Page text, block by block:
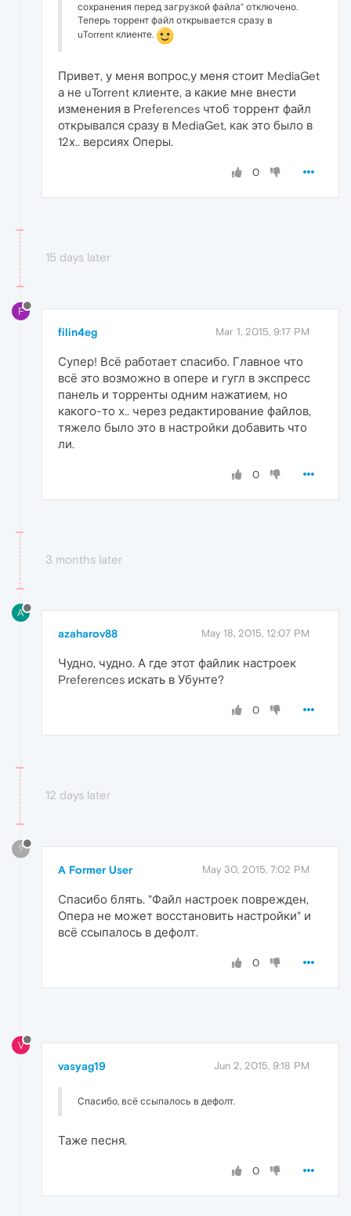
сохранения перед загрузкой файла" отключено.
Теперь торрент файл открывается сразу в
uTorrent клиенте.
Привет, у меня вопрос,у меня стоит MediaGet
а не uTorrent клиенте, а какие мне внести
изменения в Preferences чтоб торрент файл
открывался сразу в MediaGet, как это было в
12х.. версиях Оперы.
0
15 days later
F
filin4eg Mar 1, 2015, 9:17 PM
Супер! Всё работает спасибо. Главное что
всё это возможно в опере и гугл в экспресс
панель и торренты одним нажатием, но
какого-то х.. через редактирование файлов,
тяжело было это в настройки добавить что
ли.
0
3 months later
A
azaharov88 May 18, 2015, 12:07 PM
Чудно, чудно. А где этот файлик настроек
Preferences искать в Убунте?
0
12 days later
?
A Former User May 30, 2015, 7:02 PM
Спасибо блять. "Файл настроек поврежден,
Опера не может восстановить настройки" и
всё ссыпалось в дефолт.
0
V
vasyag19 Jun 2, 2015, 9:18 PM
Спасибо, всё ссыпалось в дефолт.
Таже песня.
0